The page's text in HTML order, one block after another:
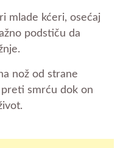
mlade kćeri, osećaj
podstiču da
nož od strane
smrću dok on